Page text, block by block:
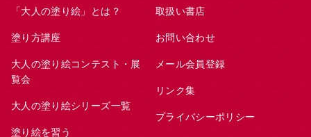
「大人の塗り絵」とは？
塗り方講座
大人の塗り絵コンテスト・展
覧会
大人の塗り絵シリーズ一覧
塗り絵を習う
取扱い書店
お問い合わせ
メール会員登録
リンク集
プライバシーポリシー